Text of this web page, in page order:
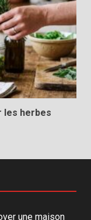
les herbes
une maison